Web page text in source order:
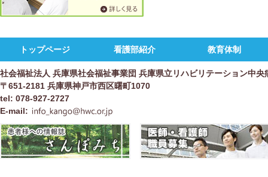
トップページ 看護部紹介 教育体制
社会福祉法人 兵庫県社会福祉事業団 兵庫県立リハビリテーション中央
〒651-2181 兵庫県神戸市西区曙町1070
tel: 078-927-2727
E-mail: